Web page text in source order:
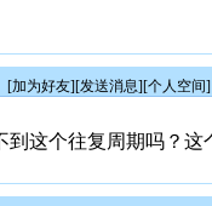
[加为好友][发送消息][个人空间]
到这个往复周期吗？这